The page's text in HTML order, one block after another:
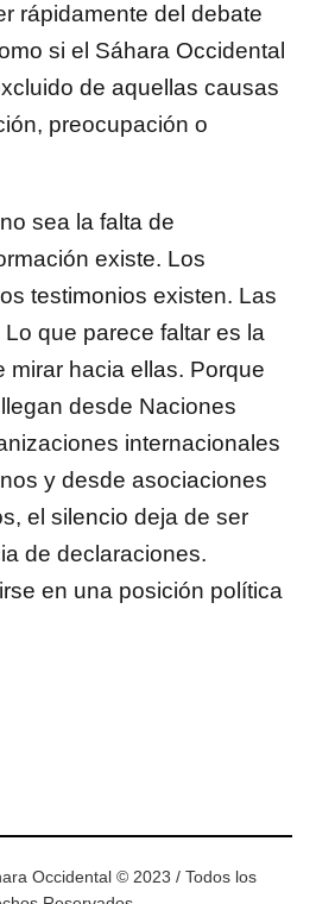
rápidamente del debate
si el Sáhara Occidental
de aquellas causas
preocupación o
sea la falta de
existe. Los
testimonios existen. Las
que parece faltar es la
mirar hacia ellas. Porque
desde Naciones
internacionales
y desde asociaciones
el silencio deja de ser
de declaraciones.
en una posición política
Occidental © 2023 / Todos los